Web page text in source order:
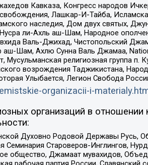
Кавказа, Конгресс народов
Лашкар-И-Тайба,
наследия, Дом двух святых,
ли-Ахль аш-Шам, Народное
Валь-Джихад, Чистопольский
Шам, Ахлю Сунна Валь Джамаа,
религиозная группа п.
возрождения Таджикистана,
Улыбается, Легион Свобода
organizacii-i-
организаций в
Духовно Родовой Державы Русь,
Староверов-Инглингов,
общество, Джамаат мувахидов,